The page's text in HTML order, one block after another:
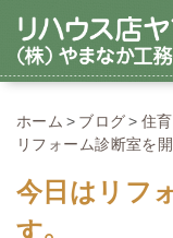
ホーム ブログ 住
リフォーム診断室を開
今日はリフ
す。